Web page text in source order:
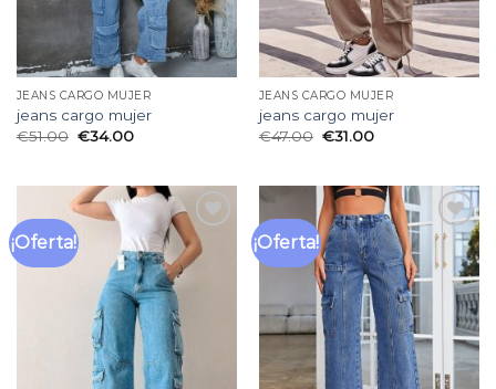
JEANS CARGO MUJER
jeans cargo mujer
€51.00 €34.00
JEANS CARGO MUJER
jeans cargo mujer
€47.00 €31.00
¡Oferta!
Añadir
a la
¡Oferta!
Añadir
a la
lista
de
deseos